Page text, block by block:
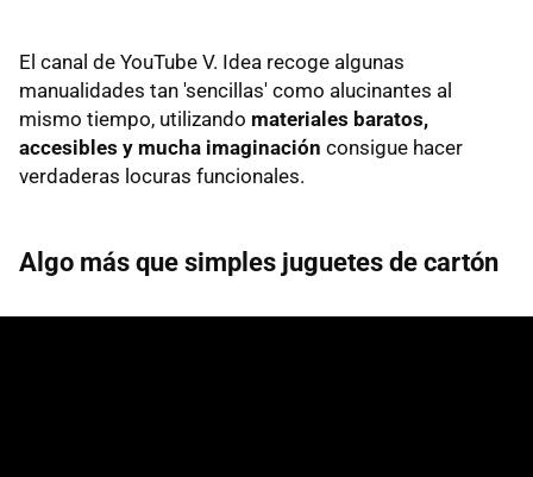
El canal de YouTube V. Idea recoge algunas
manualidades tan 'sencillas' como alucinantes al
mismo tiempo, utilizando materiales baratos,
accesibles y mucha imaginación consigue hacer
verdaderas locuras funcionales.
Algo más que simples juguetes de cartón